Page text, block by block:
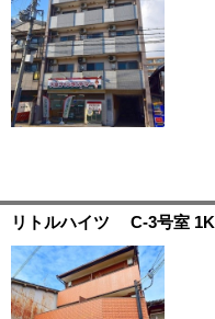
リトルハイツ C-3号室 1K